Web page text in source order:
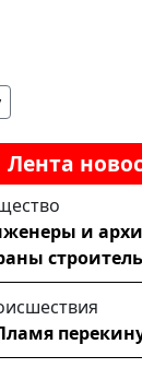
Лента
и